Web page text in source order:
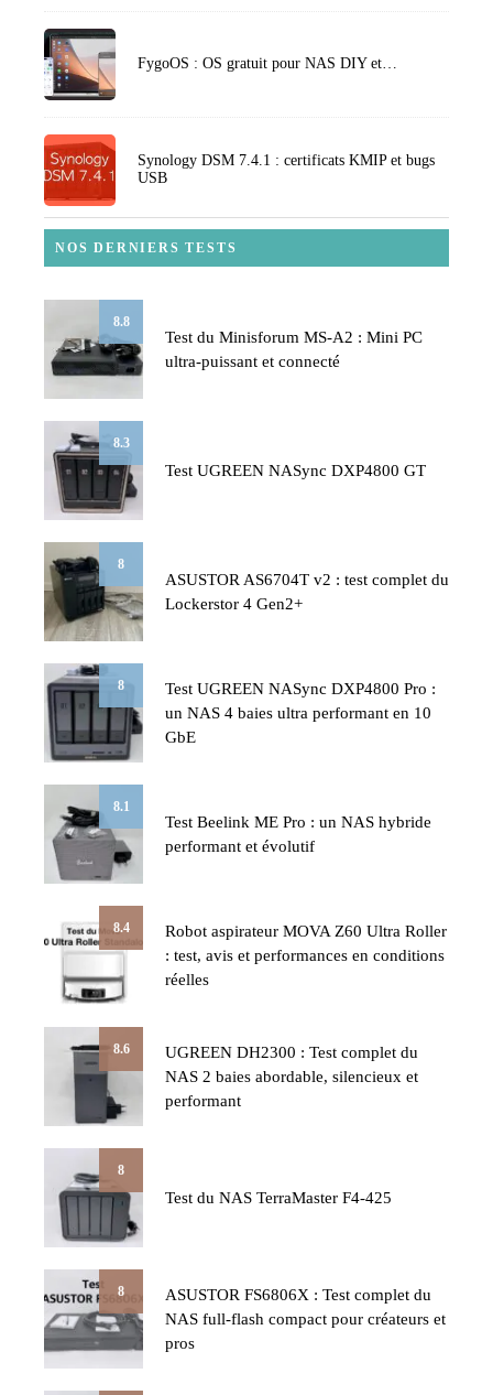
FygoOS : OS gratuit pour NAS DIY et…
Synology DSM 7.4.1 : certificats KMIP et bugs
USB
NOS DERNIERS TESTS
8.8
Test du Minisforum MS-A2 : Mini PC
ultra-puissant et connecté
8.3
Test UGREEN NASync DXP4800 GT
8
ASUSTOR AS6704T v2 : test complet du
Lockerstor 4 Gen2+
8
Test UGREEN NASync DXP4800 Pro :
un NAS 4 baies ultra performant en 10
GbE
8.1
Test Beelink ME Pro : un NAS hybride
performant et évolutif
8.4
Robot aspirateur MOVA Z60 Ultra Roller
: test, avis et performances en conditions
réelles
8.6
UGREEN DH2300 : Test complet du
NAS 2 baies abordable, silencieux et
performant
8
Test du NAS TerraMaster F4-425
8
ASUSTOR FS6806X : Test complet du
NAS full-flash compact pour créateurs et
pros